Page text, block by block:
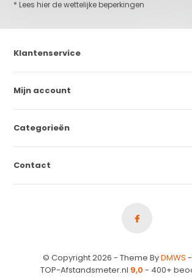
* Lees hier de wettelijke beperkingen
Klantenservice
Mijn account
Categorieën
Contact
© Copyright 2026 - Theme ByDMWS -
TOP-Afstandsmeter.nl 9,0 - 400+